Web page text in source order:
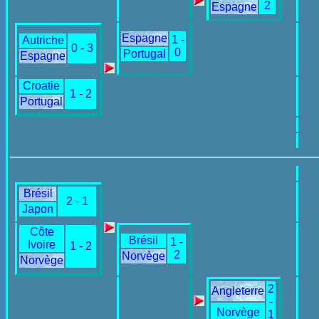
2
Espagne
Autriche
0 - 3
Espagne
Espagne 1 -
0
Portugal
Croatie
1 - 2
Portugal
Brésil
2 - 1
Japon
Côte
Ivoire
1 - 2
Norvège
Brésil
1 -
2
Norvège
Angleterre 2
-
1
Norvège